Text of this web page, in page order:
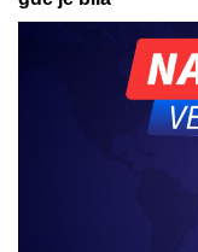
REGISTRUJ SE
1500